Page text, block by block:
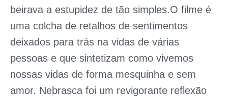
beirava a estupidez de tão simples.O filme é
uma colcha de retalhos de sentimentos
deixados para trás na vidas de várias
pessoas e que sintetizam como vivemos
nossas vidas de forma mesquinha e sem
amor. Nebrasca foi um revigorante reflexão